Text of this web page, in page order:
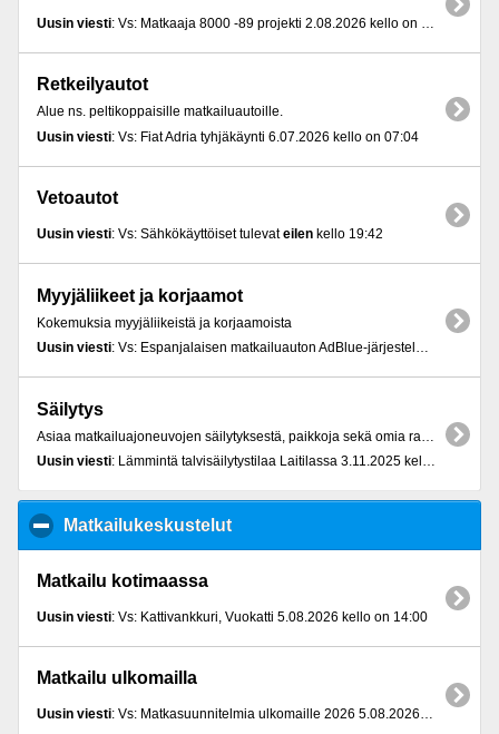
Uusin viesti: Vs: Matkaaja 8000 -89 projekti 2.08.2026 kello on 17:41
Retkeilyautot
Alue ns. peltikoppaisille matkailuautoille.
Uusin viesti: Vs: Fiat Adria tyhjäkäynti 6.07.2026 kello on 07:04
Vetoautot
Uusin viesti: Vs: Sähkökäyttöiset tulevateilen kello 19:42
Myyjäliikeet ja korjaamot
Kokemuksia myyjäliikeistä ja korjaamoista
Uusin viesti: Vs: Espanjalaisen matkailuauton AdBlue-järjestelmän ongelmat Rovaniemellä 3.07.2026 kello on 10:28
Säilytys
Asiaa matkailuajoneuvojen säilytyksestä, paikkoja sekä omia rakennelmia.
Uusin viesti: Lämmintä talvisäilytystilaa Laitilassa 3.11.2025 kello on 15:36
Matkailukeskustelut
Matkailu kotimaassa
Uusin viesti: Vs: Kattivankkuri, Vuokatti 5.08.2026 kello on 14:00
Matkailu ulkomailla
Uusin viesti: Vs: Matkasuunnitelmia ulkomaille 2026 5.08.2026 kello on 18:35